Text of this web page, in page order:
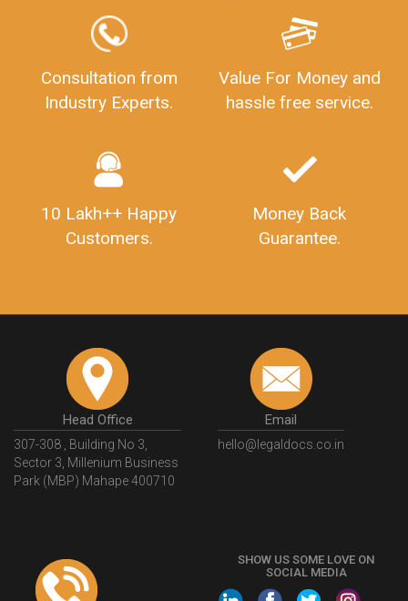
Consultation from
Industry Experts.
Value For Money and
hassle free service.
10 Lakh++ Happy
Customers.
Money Back
Guarantee.
Head Office
307-308 , Building No 3,
Sector 3, Millenium Business
Park (MBP) Mahape 400710
Email
hello@legaldocs.co.in
SHOW US SOME LOVE ON
SOCIAL MEDIA